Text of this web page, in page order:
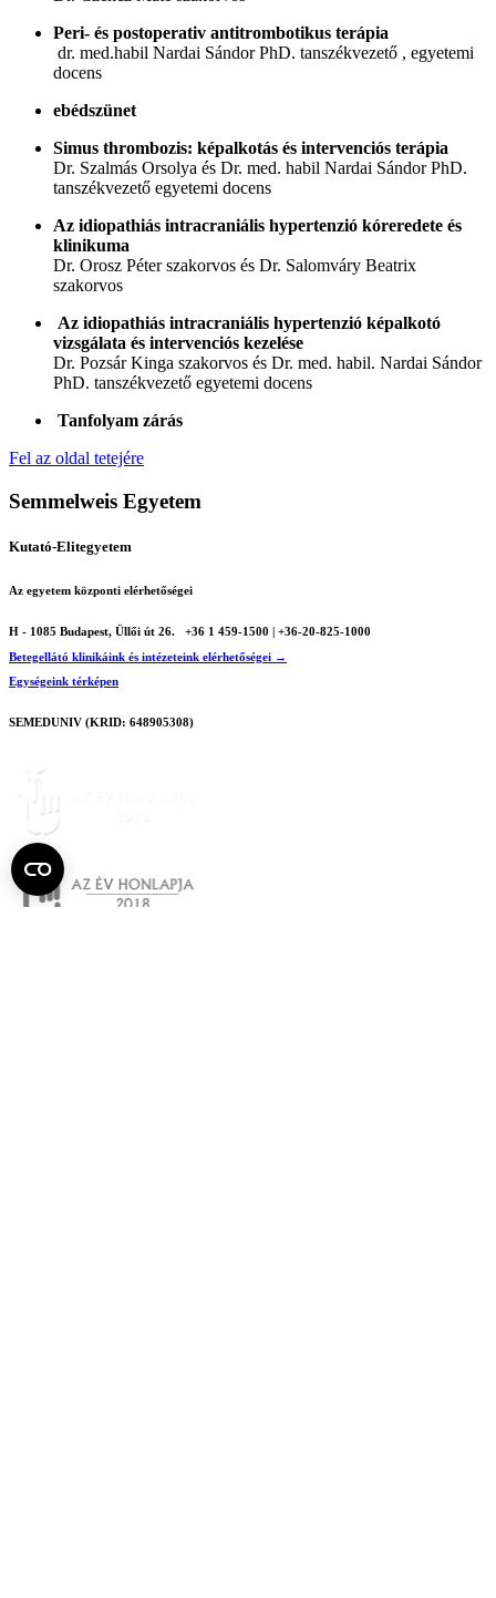
Peri- és postoperativ antitrombotikus terápia
dr. med.habil Nardai Sándor PhD. tanszékvezető , egyetemi
docens
ebédszünet
Simus thrombozis: képalkotás és intervenciós terápia
Dr. Szalmás Orsolya és Dr. med. habil Nardai Sándor PhD.
tanszékvezető egyetemi docens
Az idiopathiás intracraniális hypertenzió kóreredete és
klinikuma
Dr. Orosz Péter szakorvos és Dr. Salomváry Beatrix
szakorvos
Az idiopathiás intracraniális hypertenzió képalkotó
vizsgálata és intervenciós kezelése
Dr. Pozsár Kinga szakorvos és Dr. med. habil. Nardai Sándor
PhD. tanszékvezető egyetemi docens
Tanfolyam zárás
Fel az oldal tetejére
Semmelweis Egyetem
Kutató-Elitegyetem
Az egyetem központi elérhetőségei
H - 1085 Budapest, Üllői út 26.
+36 1 459-1500 | +36-20-825-1000
Betegellátó klinikáink és intézeteink elérhetőségei →
Egységeink térképen
SEMEDUNIV (KRID: 648905308)